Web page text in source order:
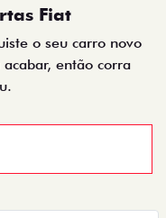
Fiat
o seu carro novo
então corra